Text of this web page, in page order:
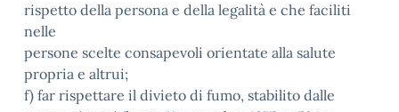
rispetto della persona e della legalità e che faciliti
nelle
persone scelte consapevoli orientate alla salute
propria e altrui;
f) far rispettare il divieto di fumo, stabilito dalle